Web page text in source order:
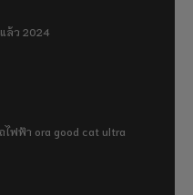
ล้ว 2024
ไฟฟ้า ora good cat ultra